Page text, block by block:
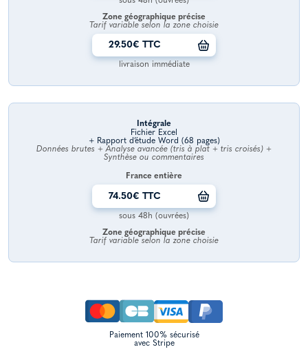
Zone géographique précise
Tarif variable selon la zone choisie
29.50€ TTC
livraison immédiate
Intégrale
Fichier Excel
+ Rapport d’étude Word (68 pages)
Données brutes + Analyse avancée (tris à plat + tris croisés) +
Synthèse ou commentaires
France entière
74.50€ TTC
sous 48h (ouvrées)
Zone géographique précise
Tarif variable selon la zone choisie
Paiement 100% sécurisé
avec Stripe